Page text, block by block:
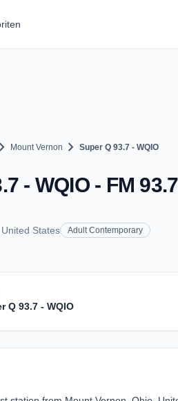
chevron_right Mount Vernon chevron_right Super Q 93.7 - WQIO
- WQIO - FM
States Adult Contemporary
Q 93.7 - WQIO